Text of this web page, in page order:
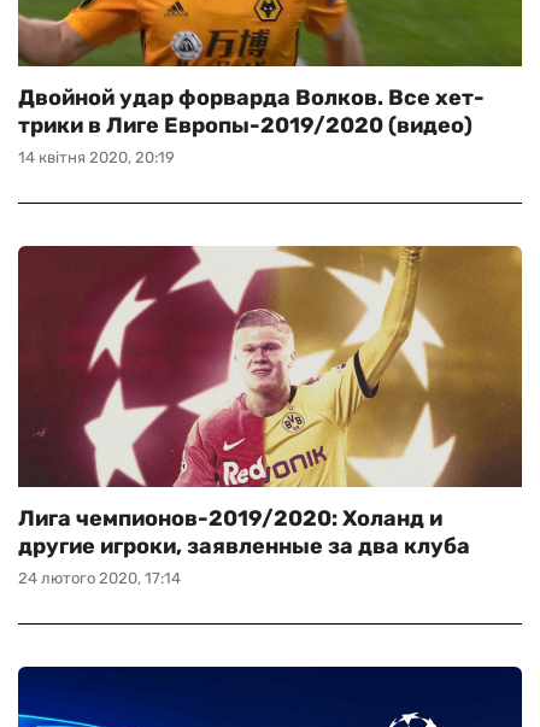
14 квітня 2020, 20:19
Двойной удар форварда Волков. Все хет-
трики в Лиге Европы-2019/2020 (видео)
24 лютого 2020, 17:14
Лига чемпионов-2019/2020: Холанд и
другие игроки, заявленные за два клуба